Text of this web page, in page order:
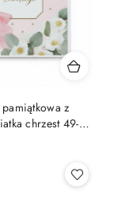
z
chrzest 49-5